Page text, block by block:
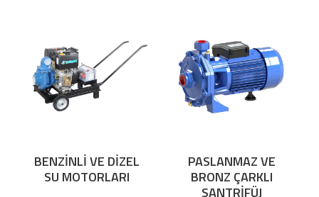
BENZİNLİ VE DİZEL
SU MOTORLARI
PASLANMAZ VE
BRONZ ÇARKLI
SANTRİFÜJ